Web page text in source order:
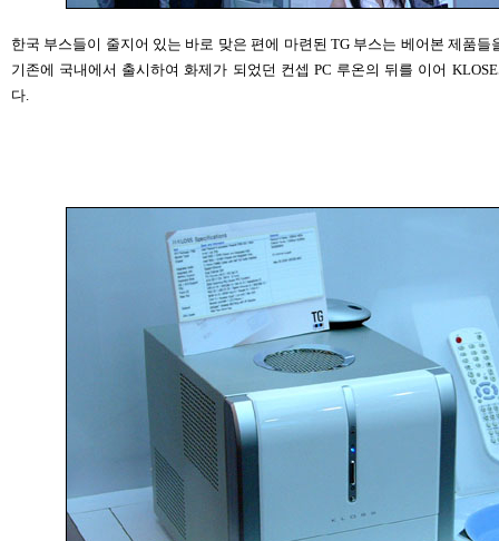
한국 부스들이 줄지어 있는 바로 맞은 편에 마련된 TG 부스는 베어본 제품들
기존에 국내에서 출시하여 화제가 되었던 컨셉 PC 루온의 뒤를 이어
다.